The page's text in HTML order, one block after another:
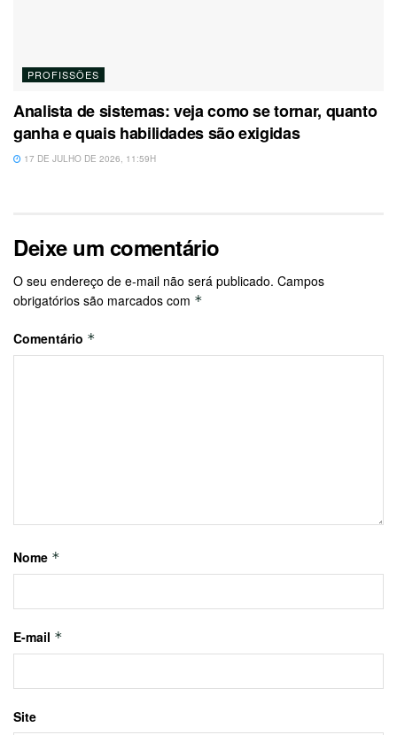
PROFISSÕES
Analista de sistemas: veja como se tornar, quanto
ganha e quais habilidades são exigidas
17 DE JULHO DE 2026, 11:59H
Deixe um comentário
O seu endereço de e-mail não será publicado. Campos
obrigatórios são marcados com *
Comentário *
Nome *
E-mail *
Site